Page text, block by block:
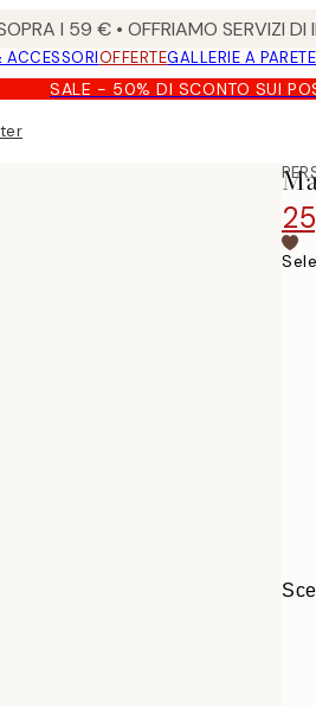
I 59 € • OFFRIAMO SERVIZI
OFFERTEGALLERIE A PARETE
SALE - 50% DI SCONTO SUI